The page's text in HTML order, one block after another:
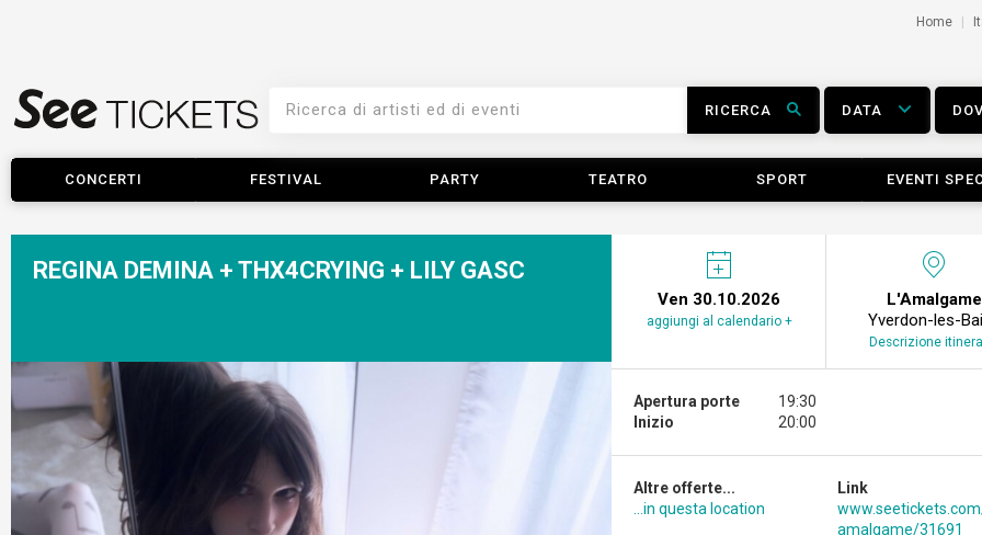
Home
RICERCA DATA
CONCERTI FESTIVAL PARTY TEATRO SPORT EVENTI
REGINA DEMINA + THX4CRYING + LILY GASC
Ven 30.10.2026
aggiungi al calendario +
L'Amalgame
Yverdon-les-
Descrizione
Apertura porte
Inizio
19:30
20:00
Altre offerte...
...in questa location
Link
amalgame/31691